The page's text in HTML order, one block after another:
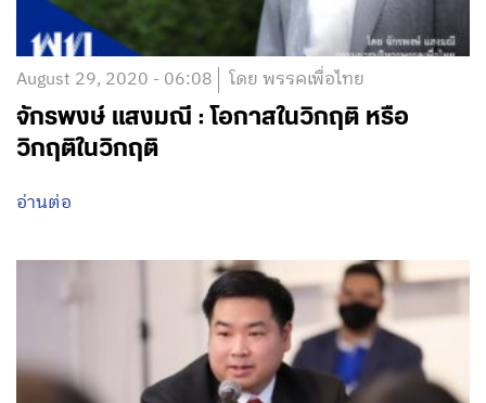
August 29, 2020 - 06:08 โดย พรรคเพื่อไทย
จักรพงษ์ แสงมณี : โอกาสในวิกฤติ หรือ
วิกฤติในวิกฤติ